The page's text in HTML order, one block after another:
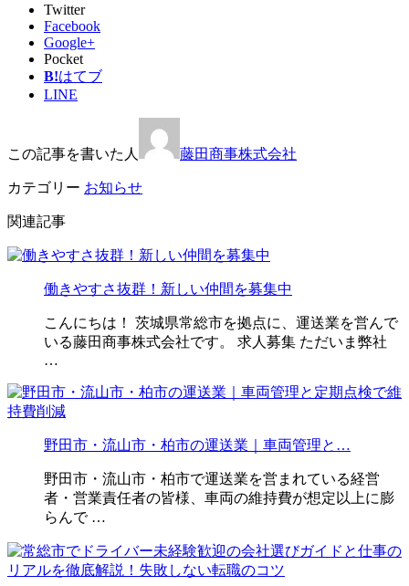
Twitter
Facebook
Google+
Pocket
B!はてブ
LINE
この記事を書いた人 藤田商事株式会社
カテゴリー お知らせ
関連記事
働きやすさ抜群！新しい仲間を募集中
こんにちは！ 茨城県常総市を拠点に、運送業を営んで
いる藤田商事株式会社です。 求人募集 ただいま弊社
…
野田市・流山市・柏市の運送業｜車両管理と…
野田市・流山市・柏市で運送業を営まれている経営
者・営業責任者の皆様、車両の維持費が想定以上に膨
らんで …